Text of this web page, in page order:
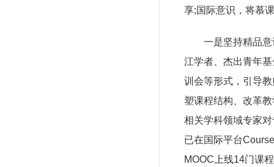
享;国际意识，将慕
一是坚持精品
江学者、杰出青年
训会等形式，引导
塑课程结构、改革
相关学科领域专家
已在国际平台
MOOC上线14门课